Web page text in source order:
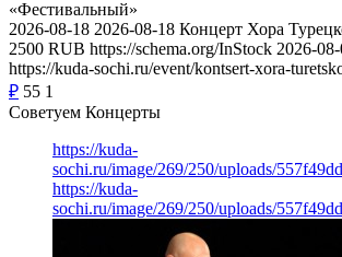
«Фестивальный»
2026-08-18 2026-08-18 Концерт Хора
2500 RUB https://schema.org/InStock 2026-
https://kuda-sochi.ru/event/kontsert-xora-
₽ 55 1
Советуем Концерты
https://kuda-
sochi.ru/image/269/250/uploads/
https://kuda-
sochi.ru/image/269/250/uploads/